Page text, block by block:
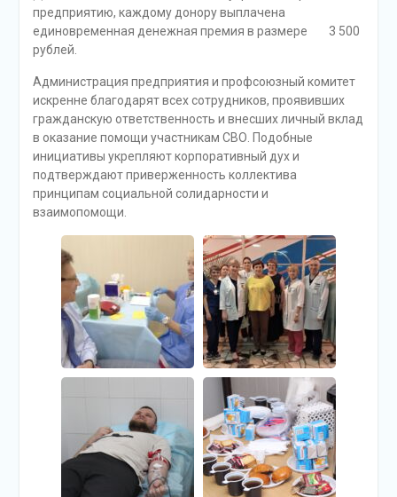
предприятию, каждому донору выплачена
единовременная денежная премия в размере 3 500
рублей.
Администрация предприятия и профсоюзный комитет
искренне благодарят всех сотрудников, проявивших
гражданскую ответственность и внесших личный вклад
в оказание помощи участникам СВО. Подобные
инициативы укрепляют корпоративный дух и
подтверждают приверженность коллектива
принципам социальной солидарности и
взаимопомощи.